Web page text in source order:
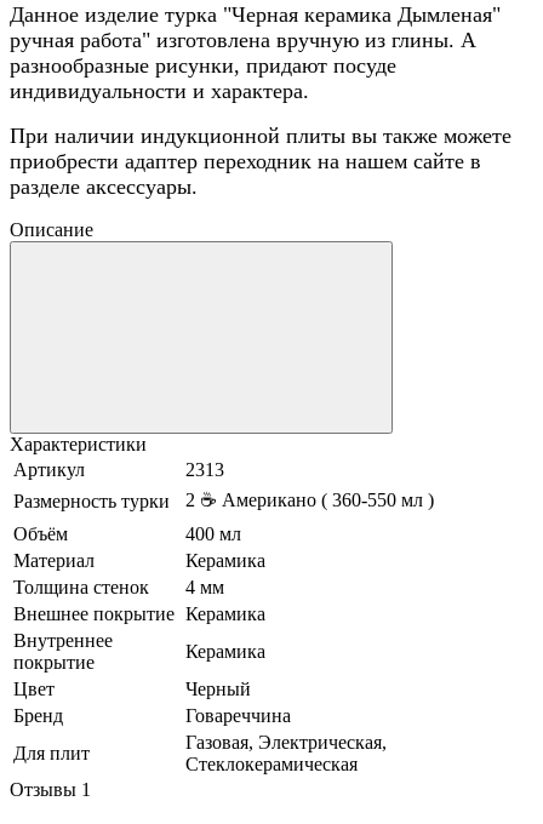
Данное изделие турка "Черная керамика Дымленая"
ручная работа" изготовлена вручную из глины. А
разнообразные рисунки, придают посуде
индивидуальности и характера.
При наличии индукционной плиты вы также можете
приобрести адаптер переходник на нашем сайте в
разделе аксессуары.
Описание
Характеристики
Артикул
2313
Размерность турки
2 ☕ Американо ( 360-550 мл )
Объём
400 мл
Материал
Керамика
Толщина стенок
4 мм
Внешнее покрытие Керамика
Внутреннее
покрытие
Керамика
Цвет
Черный
Бренд
Говареччина
Для плит
Газовая, Электрическая,
Стеклокерамическая
Отзывы 1